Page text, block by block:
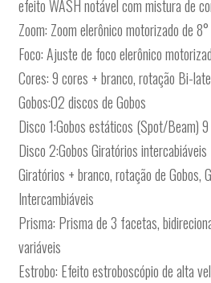
efeito WASH notável com mistura de
Zoom: Zoom elerônico motorizado de
Foco: Ajuste de foco elerônico
Cores: 9 cores + branco, rotação Bi-
Gobos:02 discos de Gobos
Disco 1:Gobos estáticos (Spot/Beam)
Disco 2:Gobos Giratórios
Giratórios + branco, rotação de Gobos,
Intercambiáveis
Prisma: Prisma de 3 facetas,
variáveis
Estrobo: Efeito estroboscópio de alta